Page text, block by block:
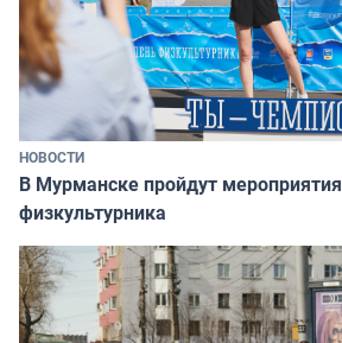
НОВОСТИ
В Мурманске пройдут
физкультурника